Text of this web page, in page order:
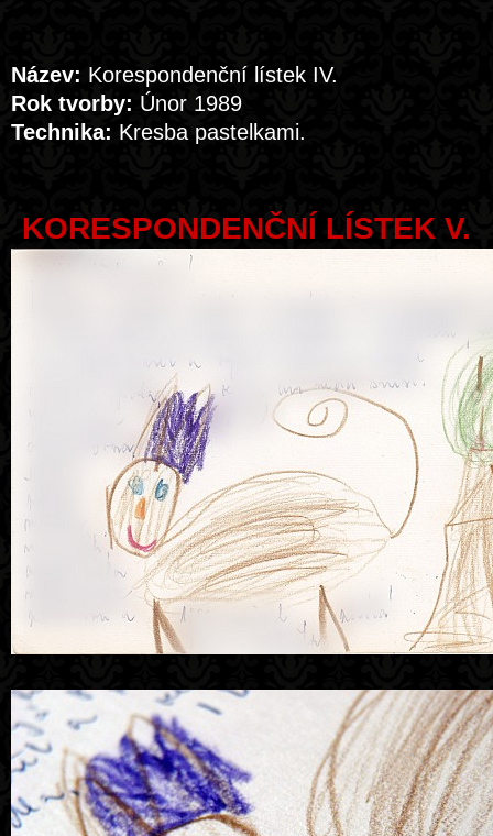
Název: Korespondenční lístek IV.
Rok tvorby: Únor 1989
Technika: Kresba pastelkami.
KORESPONDENČNÍ LÍSTEK V.